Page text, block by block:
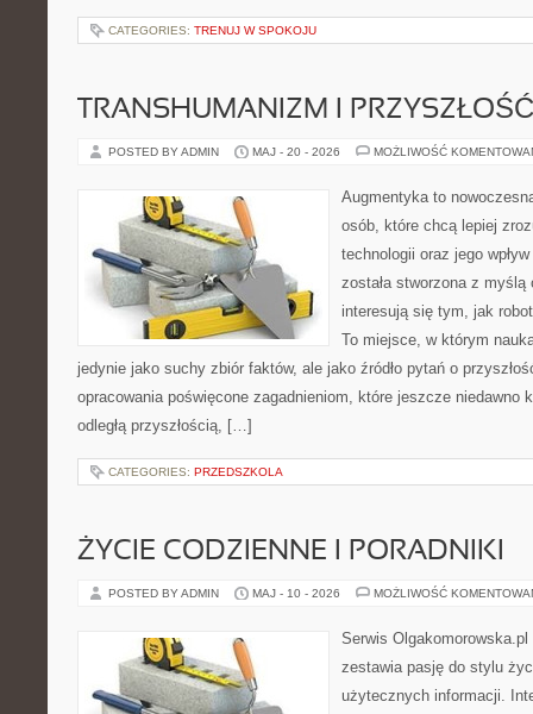
CATEGORIES: TRENUJ W SPOKOJU
TRANSHUMANIZM I
POSTED BY ADMIN MAJ - 20 - 2026 MOŻLIWOŚĆ
Augmentyka to
osób, które chcą lepiej
technologii oraz jego
została stworzona z
interesują się tym, jak
To miejsce, w którym
jedynie jako suchy zbiór faktów, ale jako źródło pytań o
opracowania poświęcone zagadnieniom, które jeszcze niedawno
odległą przyszłością, […]
CATEGORIES: PRZEDSZKOLA
ŻYCIE CODZIENNE I PORADNIKI
POSTED BY ADMIN MAJ - 10 - 2026 MOŻLIWOŚĆ
Serwis
zestawia pasję do stylu
użytecznych informacji.